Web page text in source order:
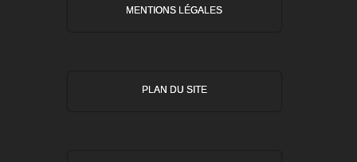
MENTIONS LÉGALES
PLAN DU SITE